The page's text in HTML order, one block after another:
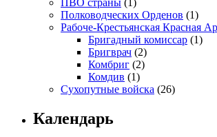
Полководческих Орденов (1)
Рабоче-Крестьянская Красная
Бригадный комиссар (1)
Бригврач (2)
Комбриг (2)
Комдив (1)
Сухопутные войска (26)
Календарь